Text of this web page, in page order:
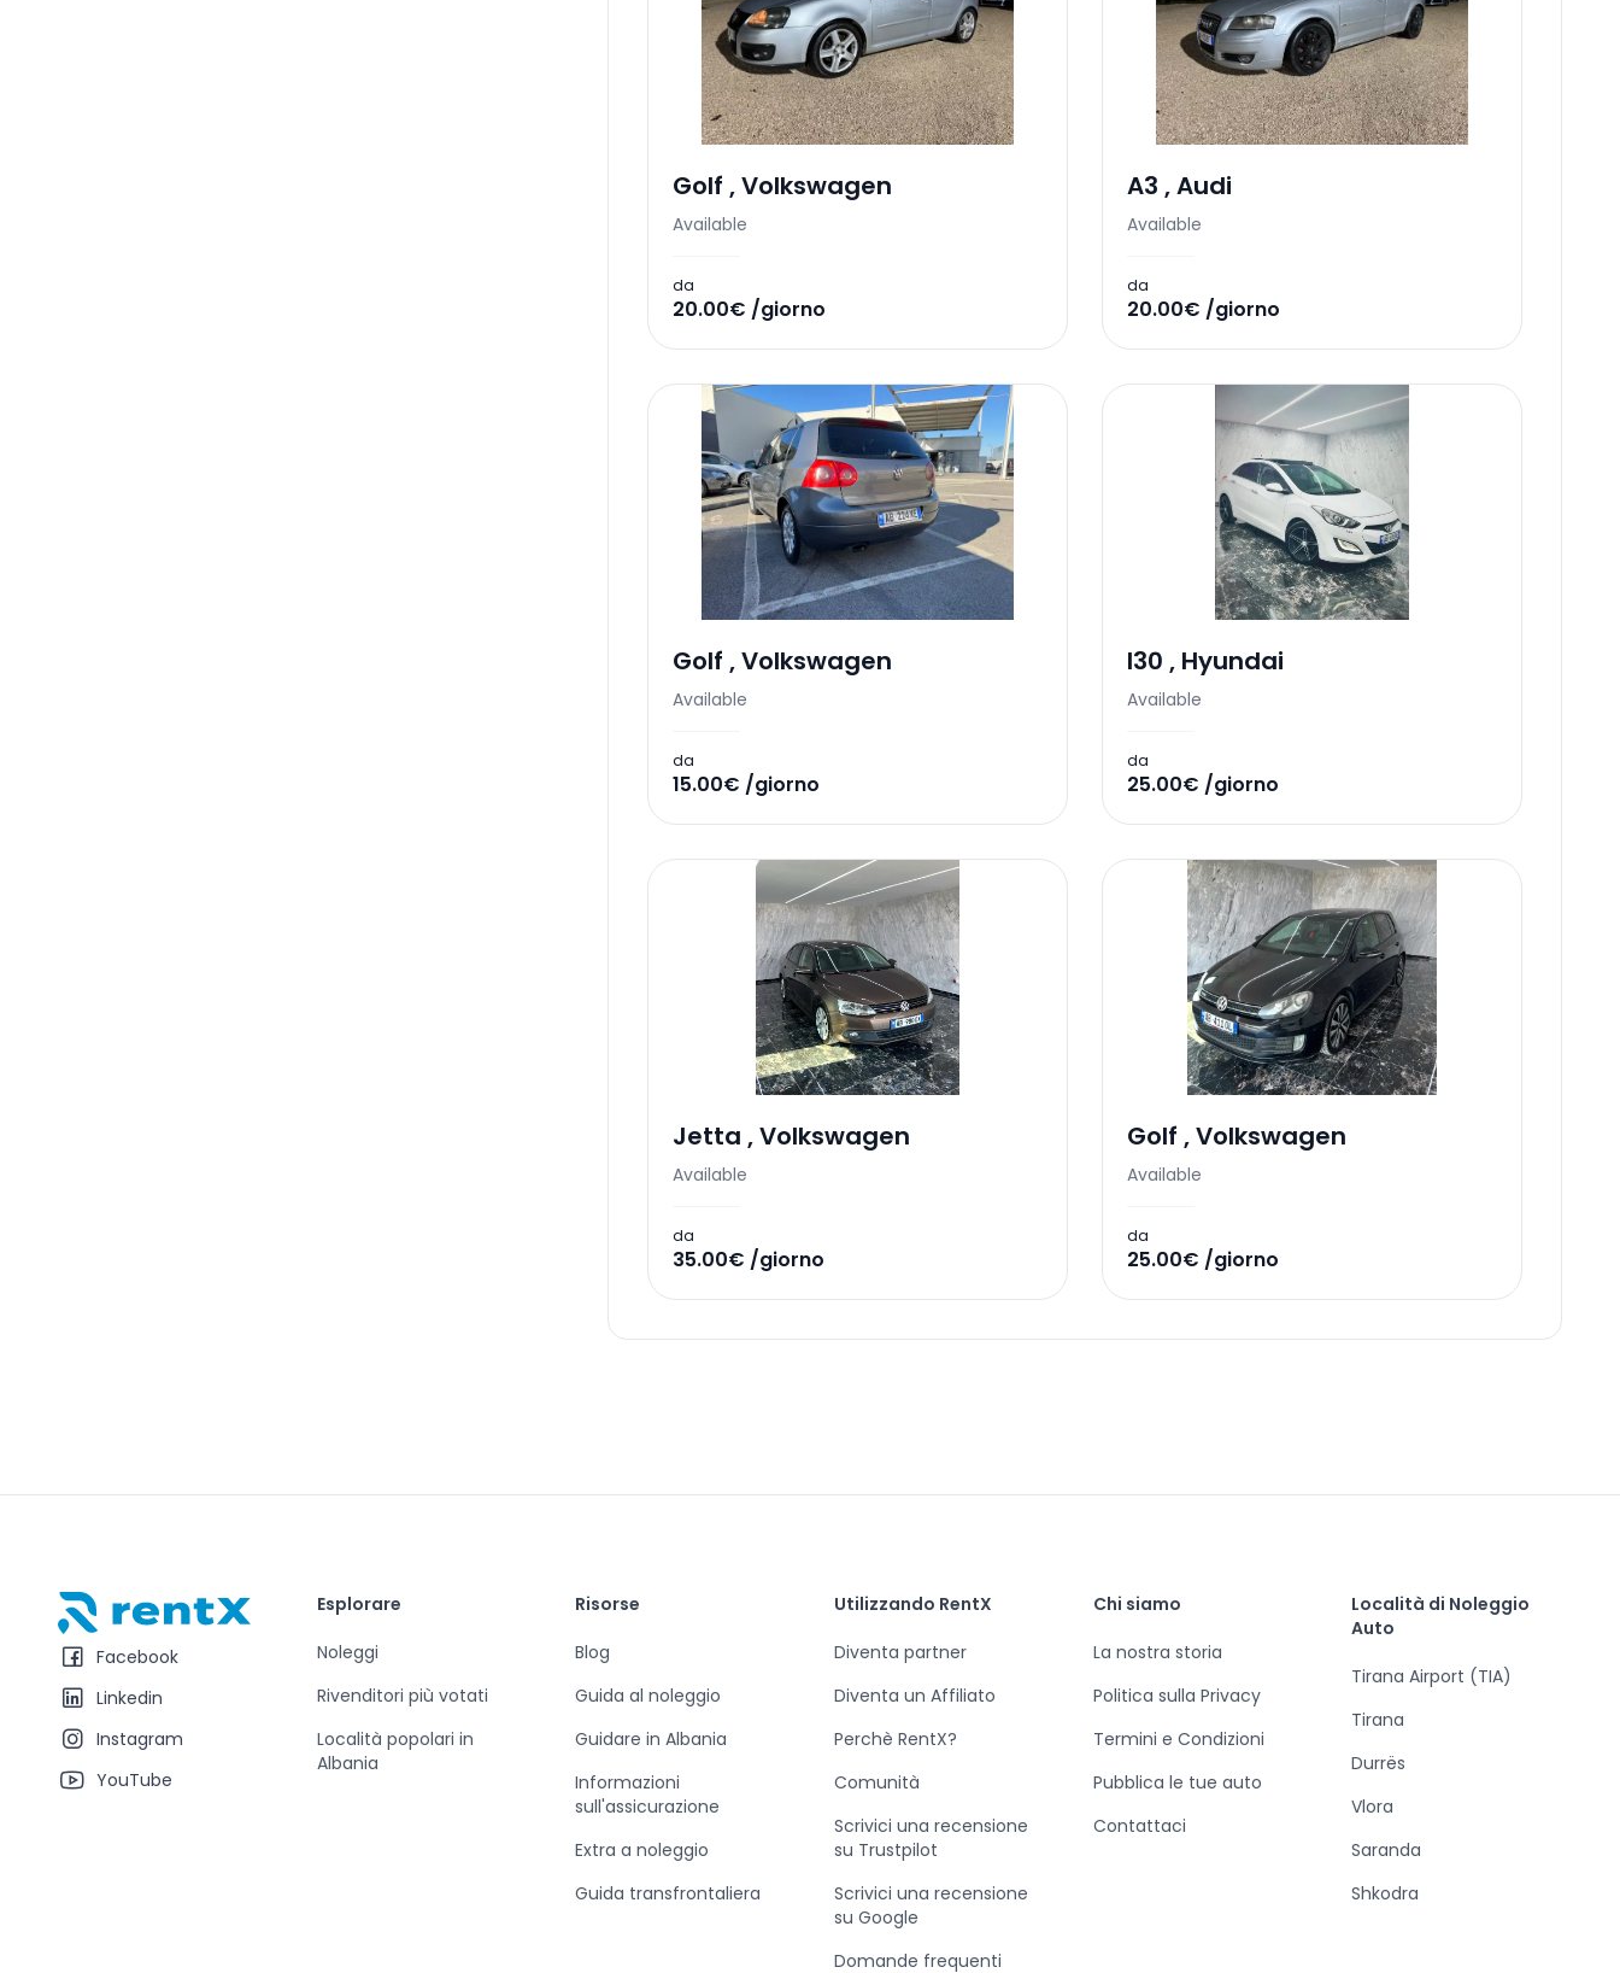
Golf ,Volkswagen
Available
da
20.00€ /giorno
A3 ,Audi
Available
da
20.00€ /giorno
Golf ,Volkswagen
Available
da
15.00€ /giorno
I30 , Hyundai
Available
da
25.00€ /giorno
Jetta ,Volkswagen
Available
da
35.00€ /giorno
Golf ,Volkswagen
Available
da
25.00€ /giorno
RentX – Noleggio auto in Albania
Facebook
Linkedin
Instagram
YouTube
Esplorare
Noleggi
Rivenditori più votati
Località popolari in
Albania
Risorse
Blog
Guida al noleggio
Guidare in Albania
Informazioni
sull'assicurazione
Extra a noleggio
Guida transfrontaliera
Utilizzando RentX
Diventa partner
Diventa un Affiliato
Perchè RentX?
Comunità
Scrivici una recensione
su Trustpilot
Scrivici una recensione
su Google
Domande frequenti
Chi siamo
La nostra storia
Politica sulla Privacy
Termini e Condizioni
Pubblica le tue auto
Contattaci
Località di Noleggio
Auto
Tirana Airport (TIA)
Tirana
Durrës
Vlora
Saranda
Shkodra